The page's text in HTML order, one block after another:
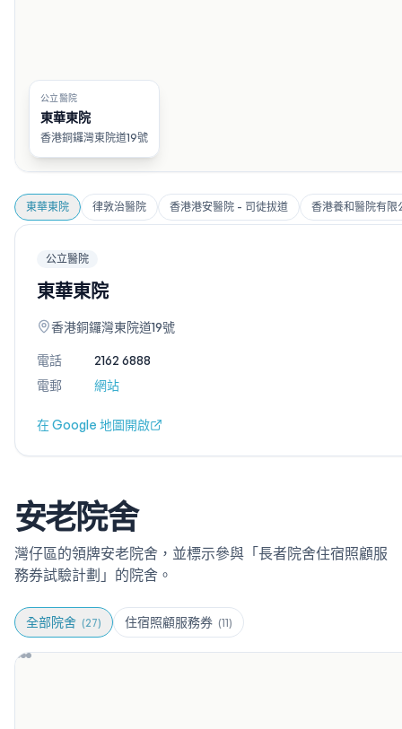
公立醫院
東華東院
香港銅鑼灣東院道19號
東華東院 律敦治醫院 香港港安醫院 - 司徒拔道 香港養和醫院有限
公立醫院
東華東院
香港銅鑼灣東院道19號
電話
2162 6888
電郵
網站
在 Google 地圖開啟
安老院舍
灣仔區的領牌安老院舍，並標示參與「長者院舍住宿照顧服
務券試驗計劃」的院舍。
全部院舍 (27) 住宿照顧服務券 (11)